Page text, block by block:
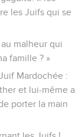
les Juifs qui se
malheur qui
famille ? »
Mardochée :
et lui-même a
porter la main